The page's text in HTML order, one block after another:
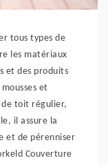
tous types de
les matériaux
et des produits
et
toit régulier,
il assure la
et de pérenniser
Couverture